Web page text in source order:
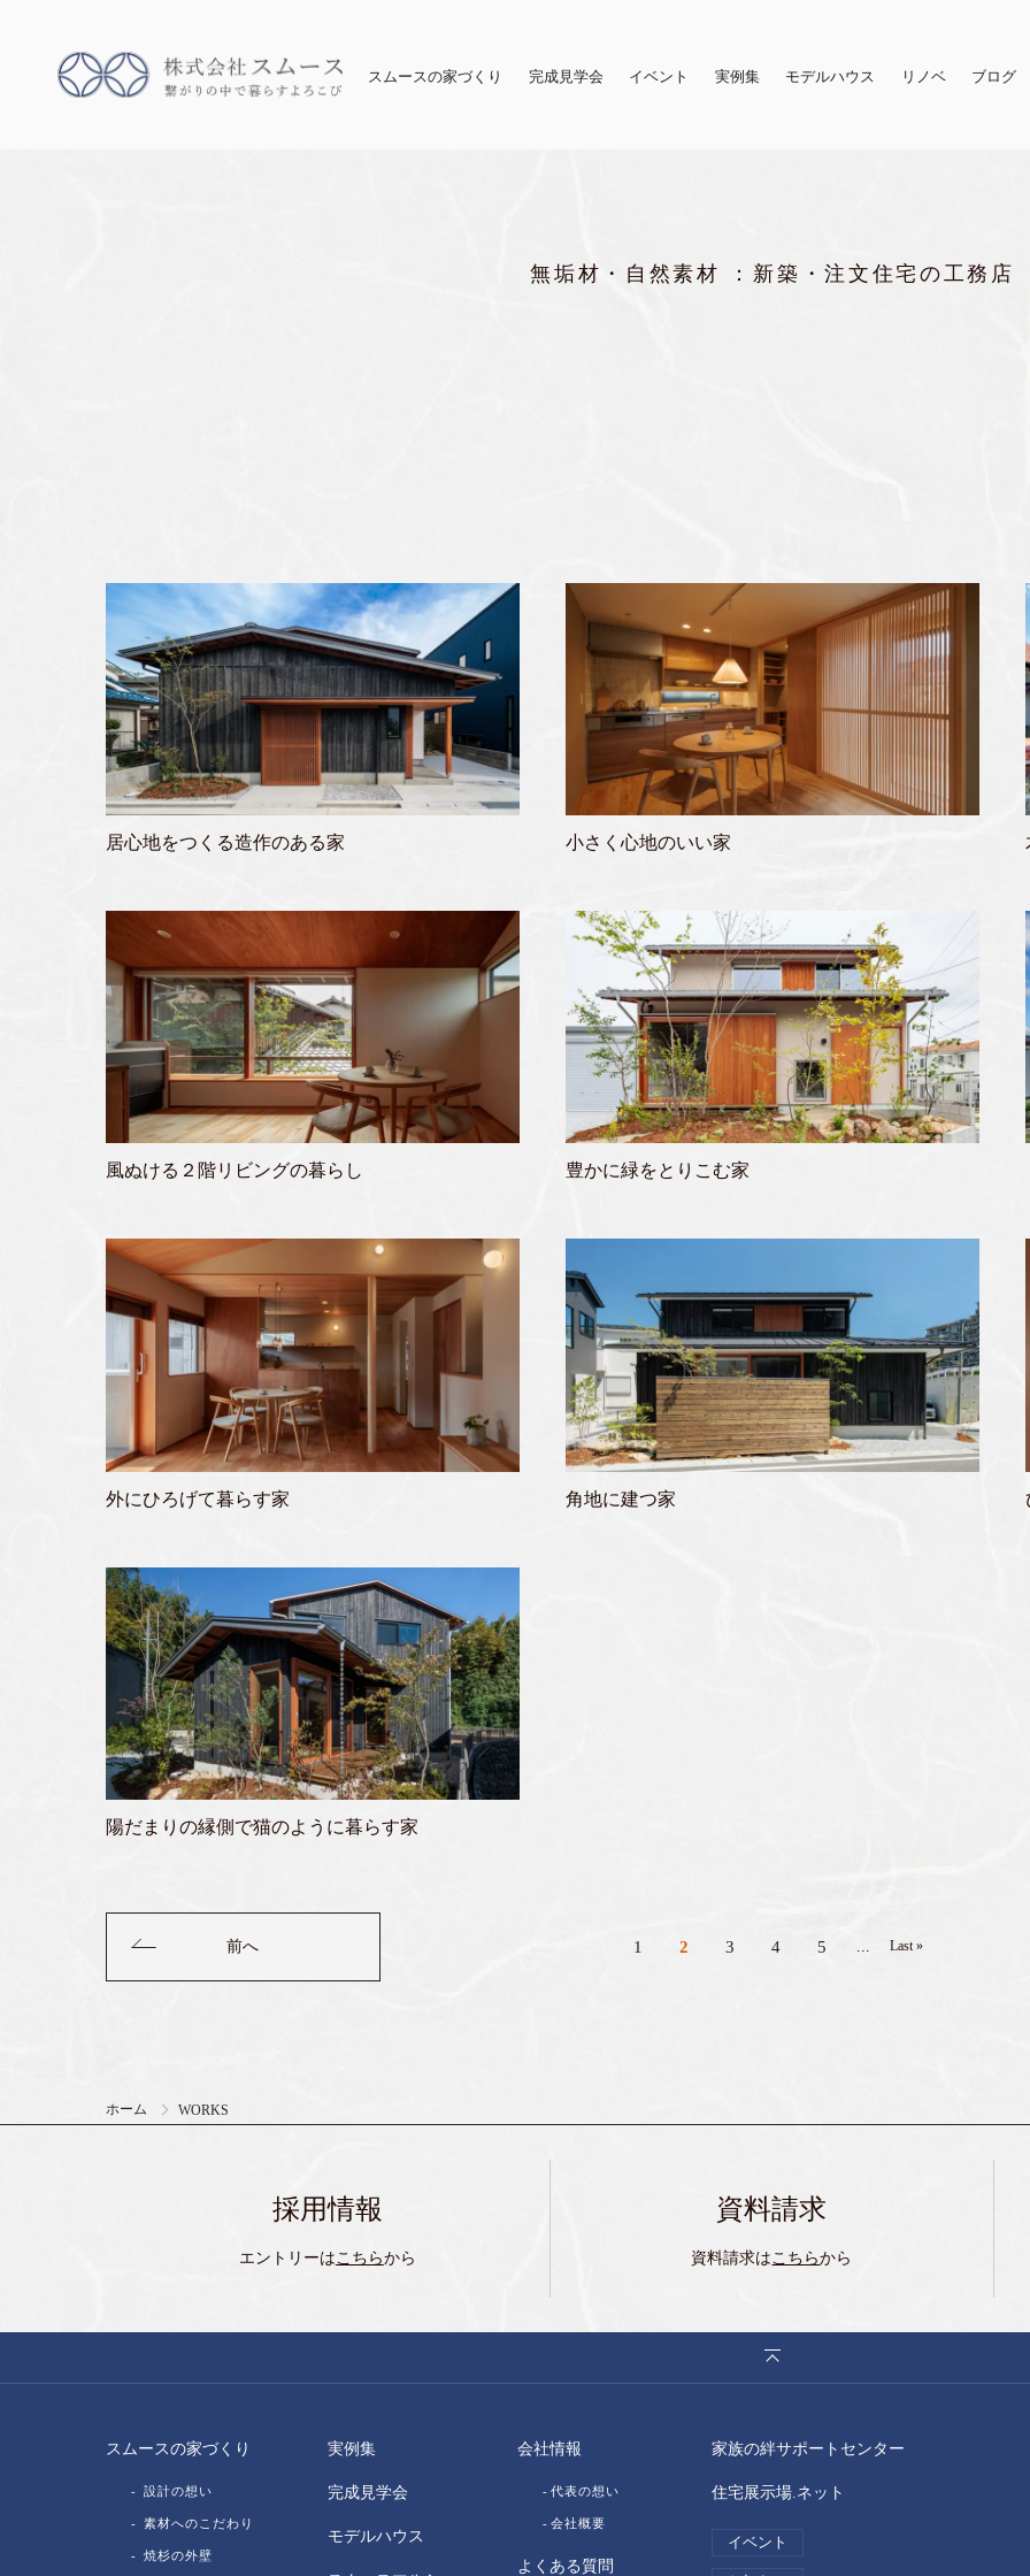
スムースの家づくり 完成見学会 イベント 実例集 モデルハウス リノベ ブログ
無垢材・自然素材 ：新築・注文住宅の工務店
居心地をつくる造作のある家 小さく心地のいい家
風ぬける２階リビングの暮らし 豊かに緑をとりこむ家
外にひろげて暮らす家 角地に建つ家
陽だまりの縁側で猫のように暮らす家
前へ 1 2 3 4 5 Last »
ホーム WORKS
採用情報
エントリーは こちらから
資料請求
資料請求は こちらから
スムースの家づくり
設計の想い
素材へのこだわり
焼杉の外壁
実例集
完成見学会
モデルハウス
会社情報
代表の想い
会社概要
よくある質問
家族の絆サポートセンター
住宅展示場.ネット
イベント